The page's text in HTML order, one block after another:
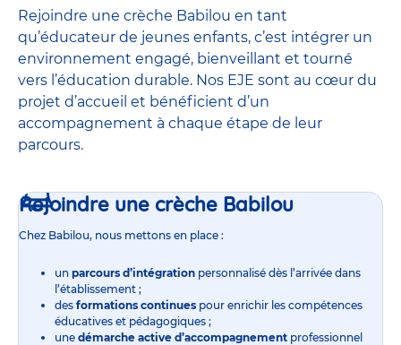
Rejoindre une crèche Babilou en tant
qu’éducateur de jeunes enfants, c’est intégrer un
environnement engagé, bienveillant et tourné
vers l’éducation durable. Nos EJE sont au cœur du
projet d’accueil et bénéficient d’un
accompagnement à chaque étape de leur
parcours.
Rejoindre une crèche Babilou
Chez Babilou, nous mettons en place :
un parcours d’intégration personnalisé dès l’arrivée dans
l’établissement ;
des formations continues pour enrichir les compétences
éducatives et pédagogiques ;
une démarche active d’accompagnement professionnel